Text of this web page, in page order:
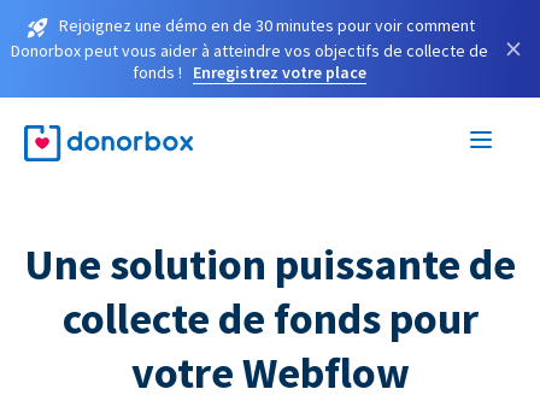
Rejoignez une démo en de 30 minutes pour voir comment
Donorbox peut vous aider à atteindre vos objectifs de collecte de
fonds !
Enregistrez votre place
×
Une solution puissante de
collecte de fonds pour
votre Webflow